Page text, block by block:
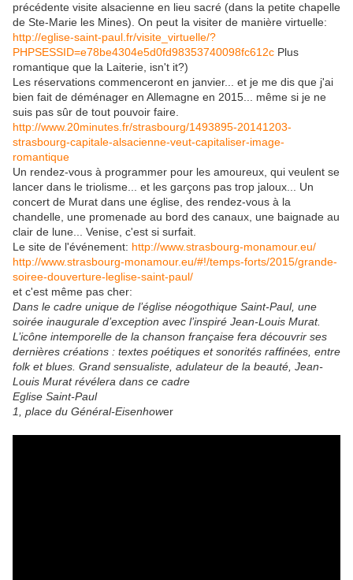
précédente visite alsacienne en lieu sacré (dans la petite chapelle
de Ste-Marie les Mines). On peut la visiter de manière virtuelle:
http://eglise-saint-paul.fr/visite_virtuelle/?
PHPSESSID=e78be4304e5d0fd98353740098fc612c Plus
romantique que la Laiterie, isn't it?)
Les réservations commenceront en janvier... et je me dis que j'ai
bien fait de déménager en Allemagne en 2015... même si je ne
suis pas sûr de tout pouvoir faire.
http://www.20minutes.fr/strasbourg/1493895-20141203-
strasbourg-capitale-alsacienne-veut-capitaliser-image-
romantique
Un rendez-vous à programmer pour les amoureux, qui veulent se
lancer dans le triolisme... et les garçons pas trop jaloux... Un
concert de Murat dans une église, des rendez-vous à la
chandelle, une promenade au bord des canaux, une baignade au
clair de lune... Venise, c'est si surfait.
Le site de l'événement: http://www.strasbourg-monamour.eu/
http://www.strasbourg-monamour.eu/#!/temps-forts/2015/grande-
soiree-douverture-leglise-saint-paul/
et c'est même pas cher:
Dans le cadre unique de l’église néogothique Saint-Paul, une
soirée inaugurale d’exception avec l’inspiré Jean-Louis Murat.
L’icône intemporelle de la chanson française fera découvrir ses
dernières créations : textes poétiques et sonorités raffinées, entre
folk et blues. Grand sensualiste, adulateur de la beauté, Jean-
Louis Murat révélera dans ce cadre
Eglise Saint-Paul
1, place du Général-Eisenhower